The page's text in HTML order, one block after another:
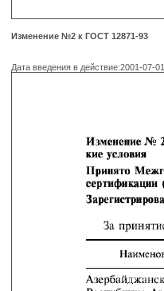
Изменение №2 к ГОСТ 12871-93
Дата введения в действие:2001-07-01